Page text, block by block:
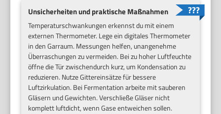
Unsicherheiten und praktische Maßnahmen
Temperaturschwankungen erkennst du mit einem
externen Thermometer. Lege ein digitales Thermometer
in den Garraum. Messungen helfen, unangenehme
Überraschungen zu vermeiden. Bei zu hoher Luftfeuchte
öffne die Tür zwischendurch kurz, um Kondensation zu
reduzieren. Nutze Gittereinsätze für bessere
Luftzirkulation. Bei Fermentation arbeite mit sauberen
Gläsern und Gewichten. Verschließe Gläser nicht
komplett luftdicht, wenn Gase entweichen sollen.